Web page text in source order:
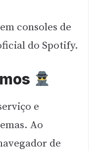
consoles de
do Spotify.
e
Ao
de